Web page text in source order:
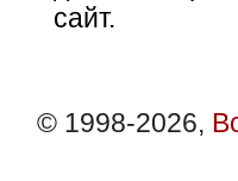
сайт.
© 1998-2026,